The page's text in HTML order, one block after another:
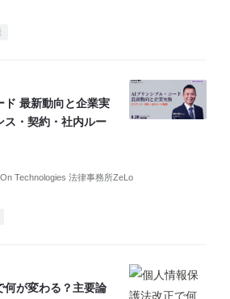
ド 最新動向と企業実
ス・契約・社内ルー
Technologies 法律事務所ZeLo
何が変わる？主要論